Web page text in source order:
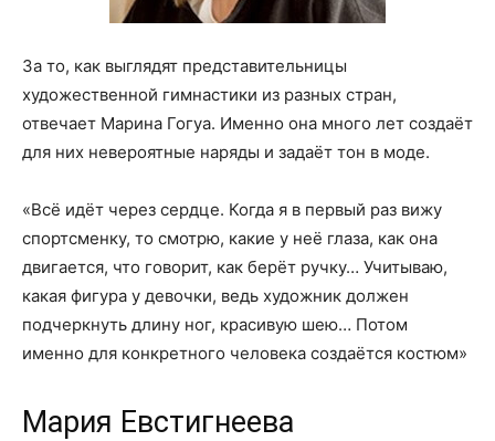
За то, как выглядят представительницы
художественной гимнастики из разных стран,
отвечает Марина Гогуа. Именно она много лет создаёт
для них невероятные наряды и задаёт тон в моде.
«Всё идёт через сердце. Когда я в первый раз вижу
спортсменку, то смотрю, какие у неё глаза, как она
двигается, что говорит, как берёт ручку… Учитываю,
какая фигура у девочки, ведь художник должен
подчеркнуть длину ног, красивую шею… Потом
именно для конкретного человека создаётся костюм»
Мария Евстигнеева